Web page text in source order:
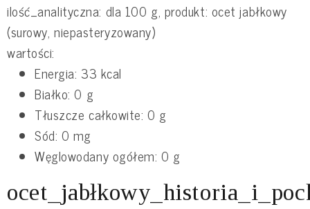
ilość_analityczna: dla 100 g, produkt: ocet jabłkowy
(surowy, niepasteryzowany)
wartości:
Energia: 33 kcal
Białko: 0 g
Tłuszcze całkowite: 0 g
Sód: 0 mg
Węglowodany ogółem: 0 g